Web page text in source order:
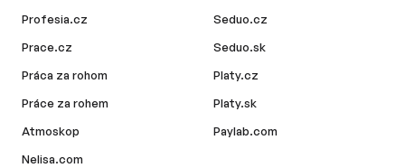
Profesia.cz
Prace.cz
Práca za rohom
Práce za rohem
Atmoskop
Nelisa.com
Seduo.cz
Seduo.sk
Platy.cz
Platy.sk
Paylab.com